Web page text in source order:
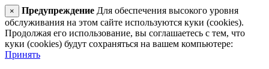
× Предупреждение Для обеспечения высокого уровня
обслуживания на этом сайте используются куки (cookies).
Продолжая его использование, вы соглашаетесь с тем, что
куки (cookies) будут сохраняться на вашем компьютере:
Принять